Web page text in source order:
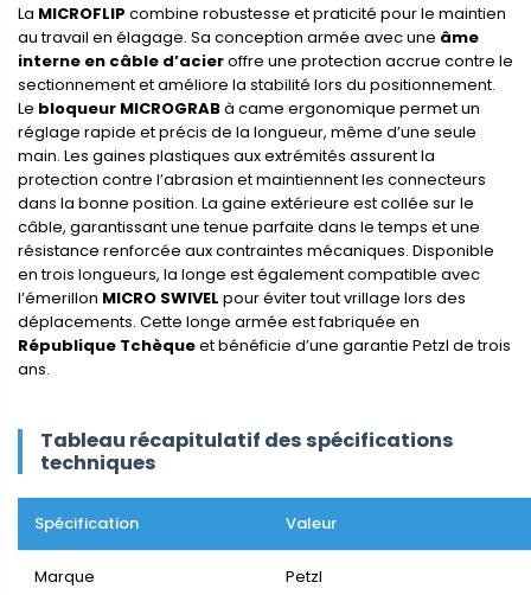
La MICROFLIP combine robustesse et praticité pour le maintien
au travail en élagage. Sa conception armée avec une âme
interne en câble d’acieroffre une protection accrue contre le
sectionnement et améliore la stabilité lors du positionnement.
Le bloqueur MICROGRABà came ergonomique permet un
réglage rapide et précis de la longueur, même d’une seule
main. Les gaines plastiques aux extrémités assurent la
protection contre l’abrasion et maintiennent les connecteurs
dans la bonne position. La gaine extérieure est collée sur le
câble, garantissant une tenue parfaite dans le temps et une
résistance renforcée aux contraintes mécaniques. Disponible
en trois longueurs, la longe est également compatible avec
l’émerillon MICRO SWIVEL pour éviter tout vrillage lors des
déplacements. Cette longe armée est fabriquée en
République Tchèqueet bénéficie d’une garantie Petzl de trois
ans.
Tableau récapitulatif des spécifications
techniques
Spécification Valeur
Marque Petzl